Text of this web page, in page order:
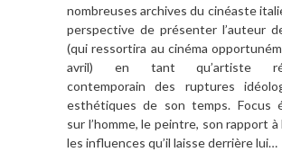
nombreuses archives du cinéaste
perspective de présenter l’auteur
(qui ressortira au cinéma
avril) en tant qu’artiste
contemporain des ruptures
esthétiques de son temps. Focus
sur l’homme, le peintre, son rapport à
les influences qu’il laisse derrière lui…